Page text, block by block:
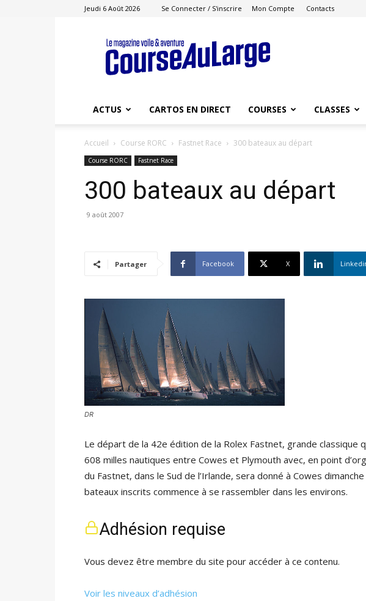
Jeudi 6 Août 2026 Se Connecter / S'inscrire Mon Compte Contacts
Course
au
Large
ACTUS CARTOS EN DIRECT COURSES CLASSES
Accueil Course RORC Fastnet Race 300 bateaux au départ
Course RORC Fastnet Race
300 bateaux au départ
9 août 2007
Partager Facebook X
DR
Le départ de la 42e édition de la Rolex Fastnet, grande classique
608 milles nautiques entre Cowes et Plymouth avec, en point
du Fastnet, dans le Sud de l’Irlande, sera donné à Cowes
bateaux inscrits commence à se rassembler dans les environs.
Adhésion requise
Vous devez être membre du site pour accéder à ce contenu.
Voir les niveaux d’adhésion